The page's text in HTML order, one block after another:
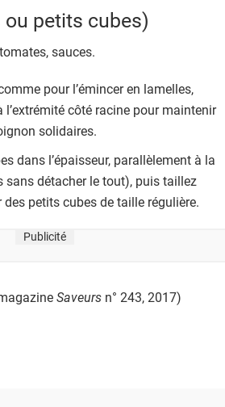
petits cubes)
sauces.
pour l’émincer en lamelles,
l’extrémité côté racine pour maintenir
solidaires.
dans l’épaisseur, parallèlement à la
sans détacher le tout), puis taillez
petits cubes de taille régulière.
Publicité
Saveurs n° 243, 2017)